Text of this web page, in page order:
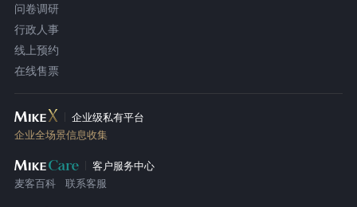
问卷调研
行政人事
线上预约
在线售票
企业级私有平台
企业全场景信息收集
客户服务中心
麦客百科
联系客服